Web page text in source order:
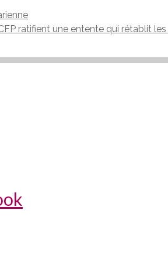
ratifient une entente qui rétablit